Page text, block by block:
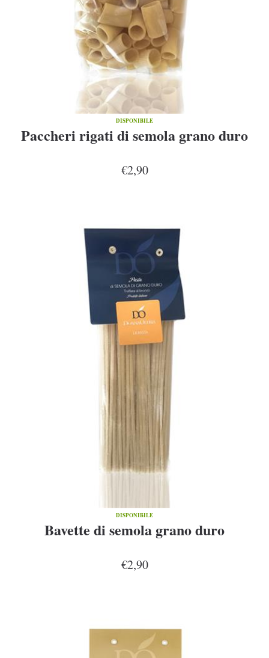
DISPONIBILE
Paccheri rigati di semola grano duro
€2,90
DISPONIBILE
Bavette di semola grano duro
€2,90